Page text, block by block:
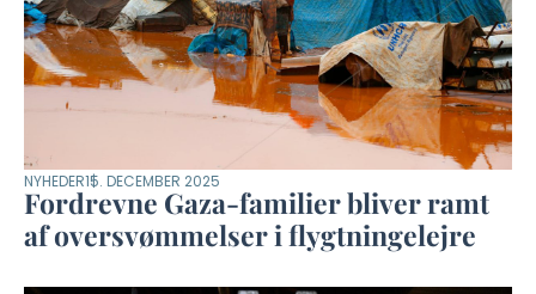
NYHEDER15. DECEMBER 2025
Fordrevne Gaza-familier bliver ramt
af oversvømmelser i flygtningelejre